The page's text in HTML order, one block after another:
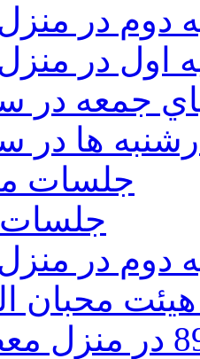
در منزل
در منزل
جمعه در
ها در
جلسات
جلسات
در منزل